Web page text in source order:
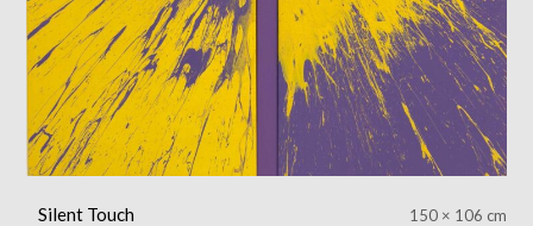
Silent Touch 150 × 106 cm